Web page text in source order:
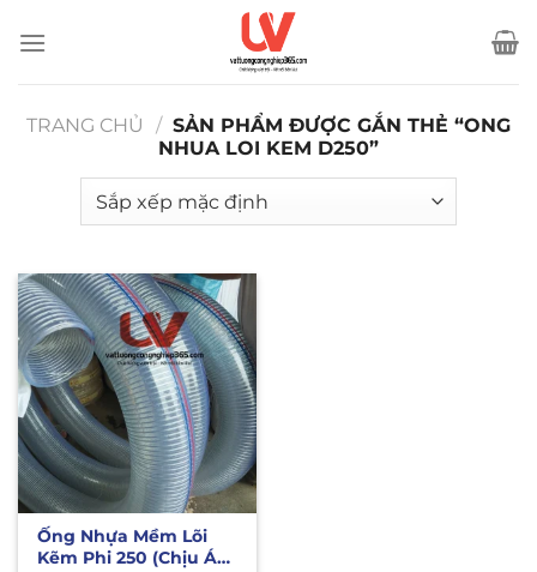
qua
TRANG CHỦ
/ SẢN PHẨM ĐƯỢC GẮN THẺ “ONG
NHUA LOI KEM D250”
Ống Nhựa Mềm Lõi
Kẽm Phi 250 (Chịu Áp